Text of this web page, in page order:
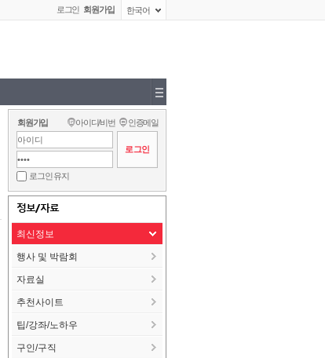
로그인 회원가입 한국어
회원가입 아이디/비번 인증메일
로그인 유지
정보/자료
최신정보
행사 및 박람회
자료실
추천사이트
팁/강좌/노하우
구인/구직